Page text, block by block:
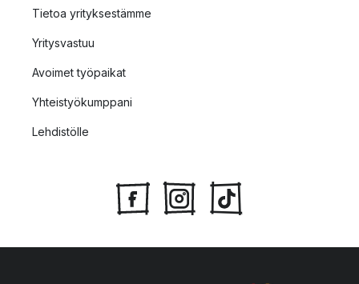
Tietoa yrityksestämme
Yritysvastuu
Avoimet työpaikat
Yhteistyökumppani
Lehdistölle